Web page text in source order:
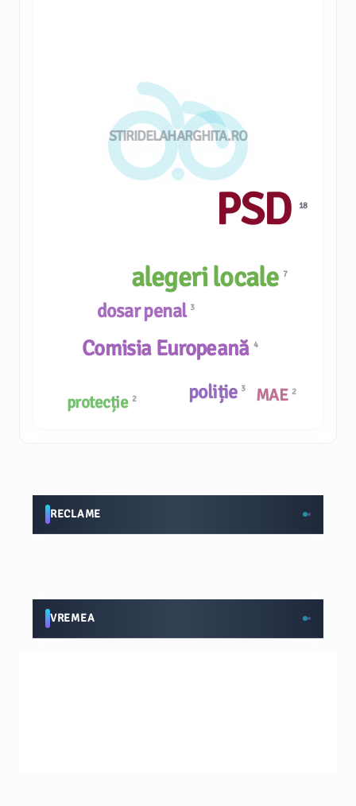
STIRIDELAHARGHITA.RO
dosar penal 3
protecție 2
Comisia Europeană 4
alegeri locale7
PSD 18
MAE 2
poliție 3
RECLAME
VREMEA